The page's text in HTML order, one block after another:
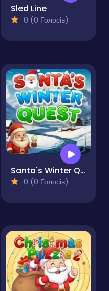
Sled Line
0 (0 Голосів)
Santa's Winter Quest
0 (0 Голосів)